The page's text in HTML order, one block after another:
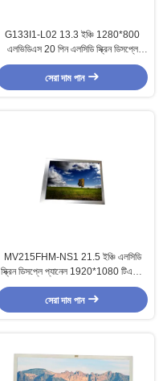
G133I1-L02 13.3 ইঞ্চি 1280*800
এলভিডিএস 20 পিন এলসিডি স্ক্রিন ডিসপ্লে
প্যানেল
সেরা দাম পান
MV215FHM-NS1 21.5 ইঞ্চি এলসিডি
স্ক্রিন ডিসপ্লে প্যানেল 1920*1080 টিএফটি
এলসিডি প্যানেল
সেরা দাম পান